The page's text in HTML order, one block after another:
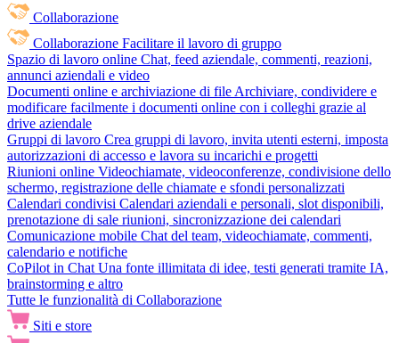
Collaborazione
Collaborazione Facilitare il lavoro di gruppo
Spazio di lavoro online Chat, feed aziendale, commenti, reazioni,
annunci aziendali e video
Documenti online e archiviazione di file Archiviare, condividere e
modificare facilmente i documenti online con i colleghi grazie al
drive aziendale
Gruppi di lavoro Crea gruppi di lavoro, invita utenti esterni, imposta
autorizzazioni di accesso e lavora su incarichi e progetti
Riunioni online Videochiamate, videoconferenze, condivisione dello
schermo, registrazione delle chiamate e sfondi personalizzati
Calendari condivisi Calendari aziendali e personali, slot disponibili,
prenotazione di sale riunioni, sincronizzazione dei calendari
Comunicazione mobile Chat del team, videochiamate, commenti,
calendario e notifiche
CoPilot in Chat Una fonte illimitata di idee, testi generati tramite IA,
brainstorming e altro
Tutte le funzionalità di Collaborazione
Siti e store